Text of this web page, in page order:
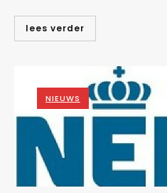
lees verder
NIEUWS